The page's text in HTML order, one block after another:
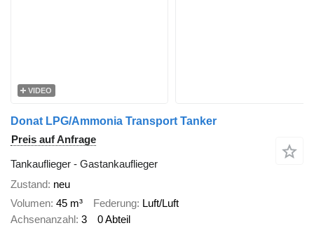
VIDEO
Donat LPG/Ammonia Transport Tanker
Preis auf Anfrage
Tankauflieger - Gastankauflieger
Zustand neu
Volumen 45 m³ Federung Luft/Luft
Achsenanzahl 3 0 Abteil